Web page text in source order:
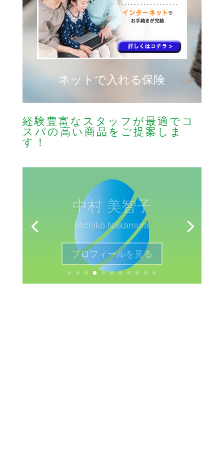
ネットで入れる保険
経験豊富なスタッフが最適でコ
スパの高い商品をご提案しま
す！
中村 美智子
Michiko Nakamura
プロフィールを見る